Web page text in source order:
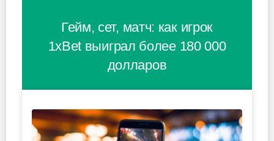
Гейм, сет, матч: как игрок
1xBet выиграл более 180 000
долларов